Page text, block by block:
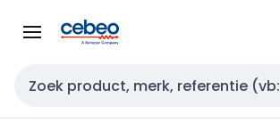
naar
naar
Zoekveld invoer